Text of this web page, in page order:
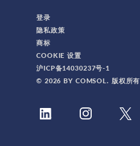
登录
隐私政策
商标
COOKIE 设置
沪ICP备14030237号-1
© 2026 BY COMSOL. 版权所有